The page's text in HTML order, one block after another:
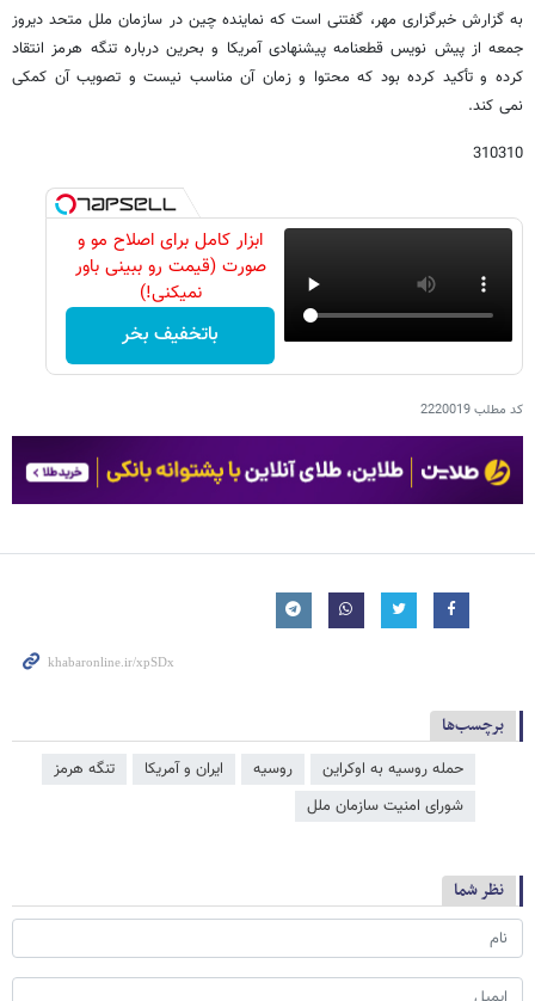
به گزارش خبرگزاری مهر، گفتنی است که نماینده چین در سازمان ملل متحد دیروز
جمعه از پیش‌ نویس قطعنامه پیشنهادی آمریکا و بحرین درباره تنگه هرمز انتقاد
کرده و تأکید کرده بود که محتوا و زمان آن مناسب نیست و تصویب آن کمکی
نمی‌ کند.
310310
ابزار کامل برای اصلاح مو و
صورت (قیمت رو ببینی باور
نمیکنی!)
باتخفیف بخر
کد مطلب2220019
برچسب‌ها
حمله روسیه به اوکراین روسیه ایران و آمریکا
تنگه هرمز
شورای امنیت سازمان ملل
نظر شما